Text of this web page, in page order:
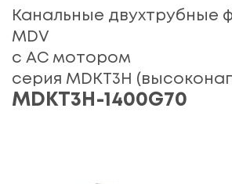
Канальные двухтрубные
MDV
с АС мотором
серия MDKT3H
MDKT3H-1400G70